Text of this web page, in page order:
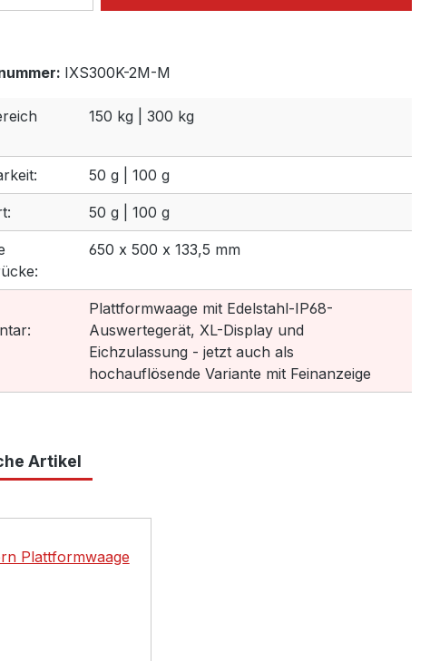
IXS300K-2M-M
150 kg | 300 kg
50 g | 100 g
50 g | 100 g
650 x 500 x 133,5 mm
Plattformwaage mit Edelstahl-IP68-
Auswertegerät, XL-Display und
Eichzulassung - jetzt auch als
hochauflösende Variante mit Feinanzeige
Artikel